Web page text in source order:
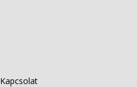
Kapcsolat